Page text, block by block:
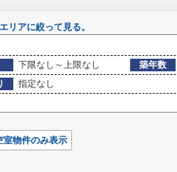
リアに絞って見る。
下限なし～上限なし 築年数
指定なし
室物件のみ表示